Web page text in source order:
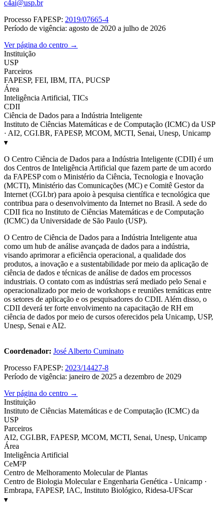
c4ai@usp.br
Processo FAPESP: 2019/07665-4
Período de vigência: agosto de 2020 a julho de 2026
Ver página do centro →
Instituição
USP
Parceiros
FAPESP, FEI, IBM, ITA, PUCSP
Área
Inteligência Artificial, TICs
CDII
Ciência de Dados para a Indústria Inteligente
Instituto de Ciências Matemáticas e de Computação (ICMC) da USP
· AI2, CGI.BR, FAPESP, MCOM, MCTI, Senai, Unesp, Unicamp
▾
O Centro Ciência de Dados para a Indústria Inteligente (CDII) é um
dos Centros de Inteligência Artificial que fazem parte de um acordo
da FAPESP com o Ministério da Ciência, Tecnologia e Inovação
(MCTI), Ministério das Comunicações (MC) e Comitê Gestor da
Internet (CGI.br) para apoio à pesquisa científica e tecnológica que
contribua para o desenvolvimento da Internet no Brasil. A sede do
CDII fica no Instituto de Ciências Matemáticas e de Computação
(ICMC) da Universidade de São Paulo (USP).
O Centro de Ciência de Dados para a Indústria Inteligente atua
como um hub de análise avançada de dados para a indústria,
visando aprimorar a eficiência operacional, a qualidade dos
produtos, a inovação e a sustentabilidade por meio da aplicação de
ciência de dados e técnicas de análise de dados em processos
industriais. O contato com as indústrias será mediado pelo Senai e
operacionalizado por meio de workshops e reuniões temáticas entre
os setores de aplicação e os pesquisadores do CDII. Além disso, o
CDII deverá ter forte envolvimento na capacitação de RH em
ciência de dados por meio de cursos oferecidos pela Unicamp, USP,
Unesp, Senai e AI2.
Coordenador: José Alberto Cuminato
Processo FAPESP: 2023/14427-8
Período de vigência: janeiro de 2025 a dezembro de 2029
Ver página do centro →
Instituição
Instituto de Ciências Matemáticas e de Computação (ICMC) da
USP
Parceiros
AI2, CGI.BR, FAPESP, MCOM, MCTI, Senai, Unesp, Unicamp
Área
Inteligência Artificial
CeM²P
Centro de Melhoramento Molecular de Plantas
Centro de Biologia Molecular e Engenharia Genética - Unicamp ·
Embrapa, FAPESP, IAC, Instituto Biológico, Ridesa-UFScar
▾